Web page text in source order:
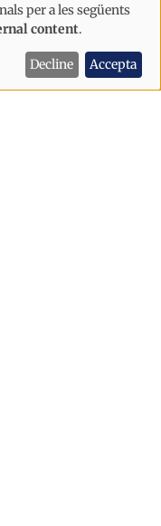
per a les següents
content.
Decline Accepta